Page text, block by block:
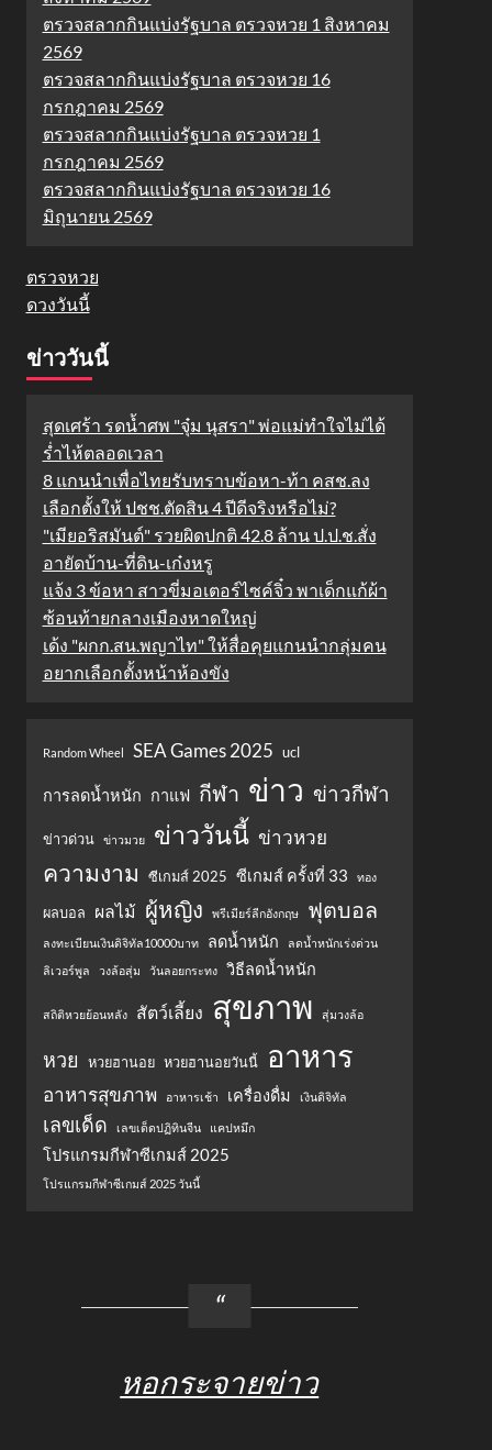
ตรวจสลากกินแบ่งรัฐบาล ตรวจหวย 1 สิงหาคม
2569
ตรวจสลากกินแบ่งรัฐบาล ตรวจหวย 16
กรกฎาคม 2569
ตรวจสลากกินแบ่งรัฐบาล ตรวจหวย 1
กรกฎาคม 2569
ตรวจสลากกินแบ่งรัฐบาล ตรวจหวย 16
มิถุนายน 2569
ตรวจหวย
ดวงวันนี้
ข่าววันนี้
สุดเศร้า รดน้ำศพ "จุ๋ม นุสรา" พ่อแม่ทำใจไม่ได้
ร่ำไห้ตลอดเวลา
8 แกนนำเพื่อไทยรับทราบข้อหา-ท้า คสช.ลง
เลือกตั้งให้ ปชช.ตัดสิน 4 ปีดีจริงหรือไม่?
"เมียอริสมันต์" รวยผิดปกติ 42.8 ล้าน ป.ป.ช.สั่ง
อายัดบ้าน-ที่ดิน-เก๋งหรู
แจ้ง 3 ข้อหา สาวขี่มอเตอร์ไซค์จิ๋ว พาเด็กแก้ผ้า
ซ้อนท้ายกลางเมืองหาดใหญ่
เด้ง "ผกก.สน.พญาไท" ให้สื่อคุยแกนนำกลุ่มคน
อยากเลือกตั้งหน้าห้องขัง
Random Wheel SEA Games 2025 ucl
การลดน้ำหนัก กาแฟ กีฬา ข่าว ข่าวกีฬา
ข่าวด่วน ข่าวมวย ข่าววันนี้ ข่าวหวย
ความงาม ซีเกมส์ 2025 ซีเกมส์ ครั้งที่ 33 ทอง
ผลบอล ผลไม้ ผู้หญิง พรีเมียร์ลีกอังกฤษ ฟุตบอล
ลงทะเบียนเงินดิจิทัล10000บาท ลดน้ำหนัก
ลดน้ำหนักเร่งด่วน
ลิเวอร์พูล
วงล้อสุ่ม วันลอยกระทง วิธีลดน้ำหนัก
สถิติหวยย้อนหลัง สัตว์เลี้ยง สุขภาพ สุ่มวงล้อ
หวย หวยฮานอย หวยฮานอยวันนี้ อาหาร
อาหารสุขภาพ อาหารเช้า เครื่องดื่ม เงินดิจิทัล
เลขเด็ด เลขเด็ดปฏิทินจีน แคปหมึก
โปรแกรมกีฬาซีเกมส์ 2025
โปรแกรมกีฬาซีเกมส์ 2025 วันนี้
หอกระจายข่าว